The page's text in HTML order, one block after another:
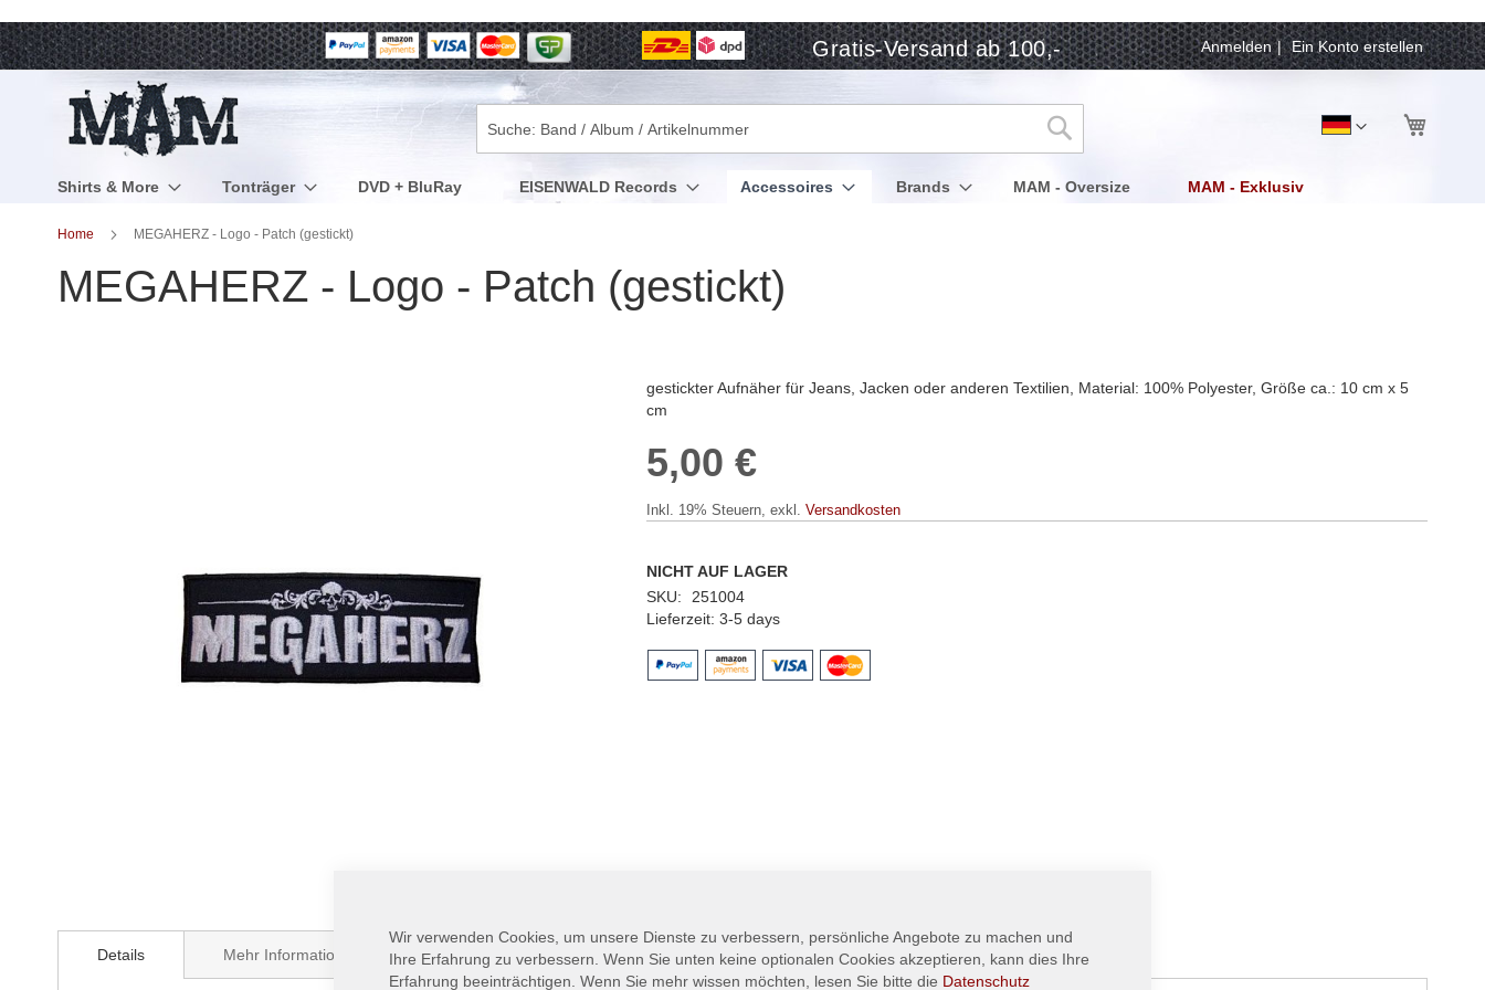
Gratis-Versand ab 100,-
Direkt
Inhalt
Anmelden Ein Konto erstellen
SpracheDeutsch
Suche
Shirts & More
Tonträger DVD + BluRay EISENWALD Records Accessoires Brands MAM - Oversize MAM - Exklusiv
Home MEGAHERZ - Logo - Patch (gestickt)
MEGAHERZ - Logo - Patch (gestickt)
gestickter Aufnäher für Jeans, Jacken oder anderen Textilien, Material: 100% Polyester, Größe ca.: 10 cm x 5
cm
5,00 €
Inkl. 19% Steuern,exkl.Versandkosten
NICHT AUF LAGER
SKU
251004
Lieferzeit 3-5 days
Anfang
Details Mehr Informationen
Wir verwenden Cookies, um unsere Dienste zu verbessern, persönliche Angebote zu machen und
Ihre Erfahrung zu verbessern. Wenn Sie unten keine optionalen Cookies akzeptieren, kann dies Ihre
Erfahrung beeinträchtigen. Wenn Sie mehr wissen möchten, lesen Sie bitte die Datenschutz